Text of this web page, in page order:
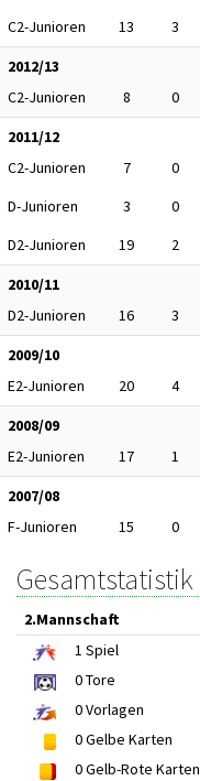
C2-Junioren
13 3
2012/13
C2-Junioren
8 0
2011/12
C2-Junioren
7 0
D-Junioren
3 0
D2-Junioren
19 2
2010/11
D2-Junioren
16 3
2009/10
E2-Junioren
20 4
2008/09
E2-Junioren
17 1
2007/08
F-Junioren
15 0
Gesamtstatistik
2.Mannschaft
1 Spiel
0Tore
0Vorlagen
0Gelbe Karten
0Gelb-Rote Karten